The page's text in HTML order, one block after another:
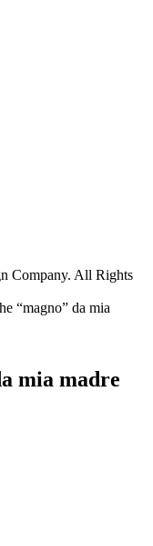
Company. All Rights
“magno” da mia
mia madre